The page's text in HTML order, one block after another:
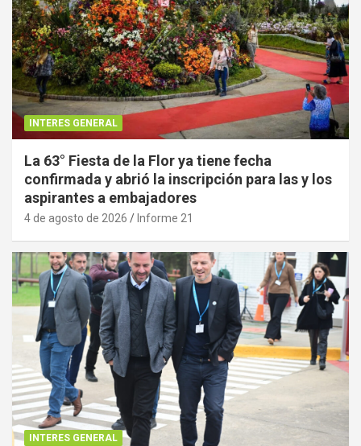
INTERES GENERAL
La 63° Fiesta de la Flor ya tiene fecha
confirmada y abrió la inscripción para las y los
aspirantes a embajadores
4 de agosto de 2026 Informe 21
INTERES GENERAL